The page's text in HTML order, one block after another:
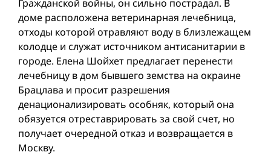
Гражданской вой­ны, он сильно пострадал. В
доме расположена ветеринарная лечебница,
отходы которой отравляют воду в близлежащем
колодце и служат источником антисанитарии в
городе. Елена Шойхет предлагает перенести
лечебницу в дом бывшего земства на окраине
Брацлава и просит разрешения
денационализировать особняк, который она
обязуется отреставрировать за свой счет, но
получает очередной отказ и возвращается в
Москву.